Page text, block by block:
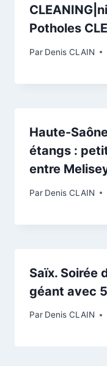
Potholes
Par Denis CLAIN
Haute-
étangs :
entre
Par Denis CLAIN
Saïx. Soirée
géant avec
Par Denis CLAIN